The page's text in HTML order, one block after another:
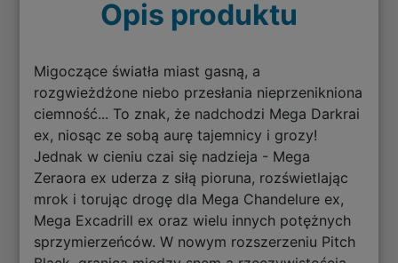
Opis produktu
Migoczące światła miast gasną, a
rozgwieżdżone niebo przesłania nieprzenikniona
ciemność... To znak, że nadchodzi Mega Darkrai
ex, niosąc ze sobą aurę tajemnicy i grozy!
Jednak w cieniu czai się nadzieja - Mega
Zeraora ex uderza z siłą pioruna, rozświetlając
mrok i torując drogę dla Mega Chandelure ex,
Mega Excadrill ex oraz wielu innych potężnych
sprzymierzeńców. W nowym rozszerzeniu Pitch